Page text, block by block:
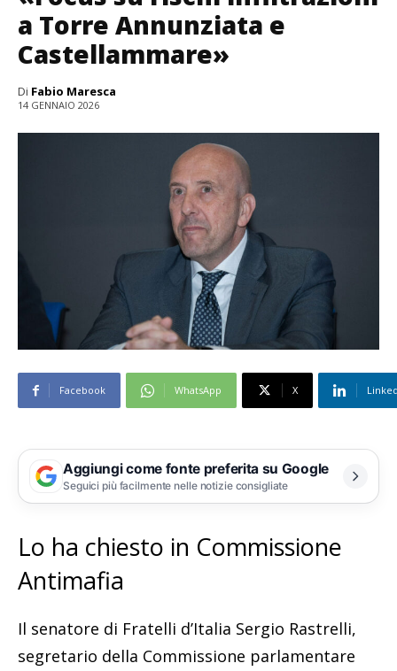
a Torre Annunziata e
Castellammare»
Di Fabio Maresca
14 GENNAIO 2026
Facebook WhatsApp X
Aggiungi come fonte preferita su Google
Seguici più facilmente nelle notizie consigliate
Lo ha chiesto in Commissione
Antimafia
Il senatore di Fratelli d’Italia Sergio Rastrelli,
segretario della Commissione parlamentare